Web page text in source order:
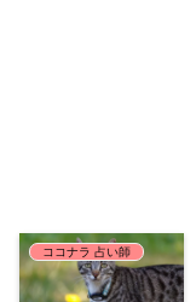
ココナラ 占い師